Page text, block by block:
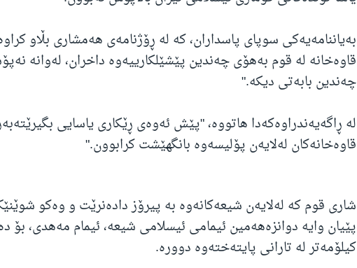
بەیاننامەیەکی سوپای پاسداران، کە لە ڕۆژنامەی هەمشاری بڵاو
قاوەخانە لە قوم بەهۆی چەندین پێشێلکارییەوە داخران، لەوانە
چەندین بابەتی دیکە."
لە ڕاگەیەندراوەكەدا هاتووە، "پێش ئەوەی ڕێكاری یاسایی
قاوەخانەكان لەلایەن پۆلیسەوە بانگهێشت كرابوون."
شاری قوم کە لەلایەن شیعەکانەوە بە پیرۆز دادەنرێت و وەکو
کیلۆمەتر لە تارانی پایتەختەوە دوورە.